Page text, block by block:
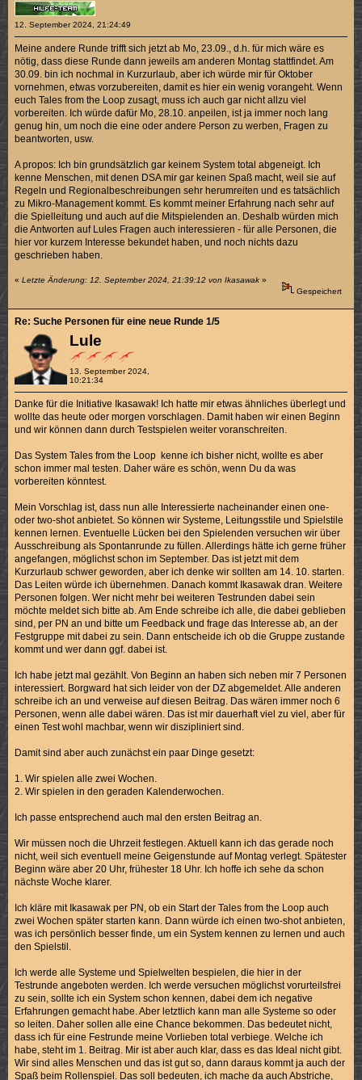
12. September 2024, 21:24:49
Meine andere Runde trifft sich jetzt ab Mo, 23.09., d.h. für mich wäre es
nötig, dass diese Runde dann jeweils am anderen Montag stattfindet. Am
30.09. bin ich nochmal in Kurzurlaub, aber ich würde mir für Oktober
vornehmen, etwas vorzubereiten, damit es hier ein wenig vorangeht. Wenn
euch Tales from the Loop zusagt, muss ich auch gar nicht allzu viel
vorbereiten. Ich würde dafür Mo, 28.10. anpeilen, ist ja immer noch lang
genug hin, um noch die eine oder andere Person zu werben, Fragen zu
beantworten, usw.
A propos: Ich bin grundsätzlich gar keinem System total abgeneigt. Ich
kenne Menschen, mit denen DSA mir gar keinen Spaß macht, weil sie auf
Regeln und Regionalbeschreibungen sehr herumreiten und es tatsächlich
zu Mikro-Management kommt. Es kommt meiner Erfahrung nach sehr auf
die Spielleitung und auch auf die Mitspielenden an. Deshalb würden mich
die Antworten auf Lules Fragen auch interessieren - für alle Personen, die
hier vor kurzem Interesse bekundet haben, und noch nichts dazu
geschrieben haben.
«Letzte Änderung: 12. September 2024, 21:39:12 von Ikasawak »
Gespeichert
Lule
13. September 2024,
10:21:34
Re: Suche Personen für eine neue Runde 1/5
Danke für die Initiative Ikasawak! Ich hatte mir etwas ähnliches überlegt und
wollte das heute oder morgen vorschlagen. Damit haben wir einen Beginn
und wir können dann durch Testspielen weiter voranschreiten.
Das System Tales from the Loop kenne ich bisher nicht, wollte es aber
schon immer mal testen. Daher wäre es schön, wenn Du da was
vorbereiten könntest.
Mein Vorschlag ist, dass nun alle Interessierte nacheinander einen one-
oder two-shot anbietet. So können wir Systeme, Leitungsstile und Spielstile
kennen lernen. Eventuelle Lücken bei den Spielenden versuchen wir über
Ausschreibung als Spontanrunde zu füllen. Allerdings hätte ich gerne früher
angefangen, möglichst schon im September. Das ist jetzt mit dem
Kurzurlaub schwer geworden, aber ich denke wir sollten am 14. 10. starten.
Das Leiten würde ich übernehmen. Danach kommt Ikasawak dran. Weitere
Personen folgen. Wer nicht mehr bei weiteren Testrunden dabei sein
möchte meldet sich bitte ab. Am Ende schreibe ich alle, die dabei geblieben
sind, per PN an und bitte um Feedback und frage das Interesse ab, an der
Festgruppe mit dabei zu sein. Dann entscheide ich ob die Gruppe zustande
kommt und wer dann ggf. dabei ist.
Ich habe jetzt mal gezählt. Von Beginn an haben sich neben mir 7 Personen
interessiert. Borgward hat sich leider von der DZ abgemeldet. Alle anderen
schreibe ich an und verweise auf diesen Beitrag. Das wären immer noch 6
Personen, wenn alle dabei wären. Das ist mir dauerhaft viel zu viel, aber für
einen Test wohl machbar, wenn wir diszipliniert sind.
Damit sind aber auch zunächst ein paar Dinge gesetzt:
1. Wir spielen alle zwei Wochen.
2. Wir spielen in den geraden Kalenderwochen.
Ich passe entsprechend auch mal den ersten Beitrag an.
Wir müssen noch die Uhrzeit festlegen. Aktuell kann ich das gerade noch
nicht, weil sich eventuell meine Geigenstunde auf Montag verlegt. Spätester
Beginn wäre aber 20 Uhr, frühester 18 Uhr. Ich hoffe ich sehe da schon
nächste Woche klarer.
Ich kläre mit Ikasawak per PN, ob ein Start der Tales from the Loop auch
zwei Wochen später starten kann. Dann würde ich einen two-shot anbieten,
was ich persönlich besser finde, um ein System kennen zu lernen und auch
den Spielstil.
Ich werde alle Systeme und Spielwelten bespielen, die hier in der
Testrunde angeboten werden. Ich werde versuchen möglichst vorurteilsfrei
zu sein, sollte ich ein System schon kennen, dabei dem ich negative
Erfahrungen gemacht habe. Aber letztlich kann man alle Systeme so oder
so leiten. Daher sollen alle eine Chance bekommen. Das bedeutet nicht,
dass ich für eine Festrunde meine Vorlieben total verbiege. Welche ich
habe, steht im 1. Beitrag. Mir ist aber auch klar, dass es das Ideal nicht gibt.
Wir sind alles Menschen und das ist gut so, dann daraus kommt ja auch der
Spaß beim Rollenspiel. Das soll bedeuten, ich mache da auch Abstriche,